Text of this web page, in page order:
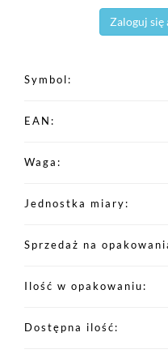
Zaloguj się
Symbol
EAN
Waga
Jednostka miary
Sprzedaż na
Ilość w opakowaniu
Dostępna ilość